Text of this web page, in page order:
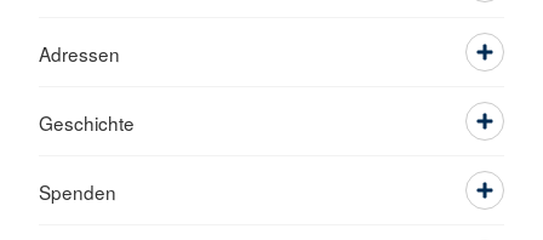
Adressen
Geschichte
Spenden